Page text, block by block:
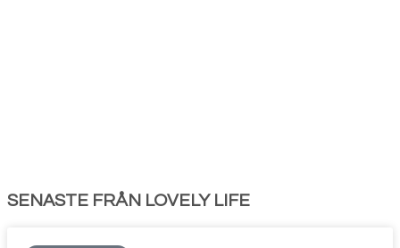
SENASTE FRÅN LOVELY LIFE